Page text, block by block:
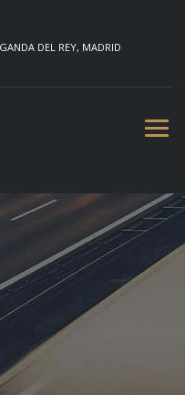
DEL REY, MADRID